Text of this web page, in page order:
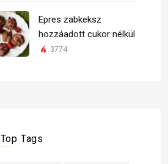
Epres zabkeksz
hozzáadott cukor nélkül
3774
Top Tags